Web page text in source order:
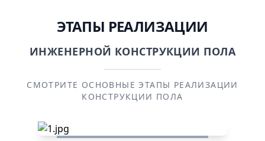
ЭТАПЫ РЕАЛИЗАЦИИ
ИНЖЕНЕРНОЙ КОНСТРУКЦИИ ПОЛА
СМОТРИТЕ ОСНОВНЫЕ ЭТАПЫ РЕАЛИЗАЦИИ
КОНСТРУКЦИИ ПОЛА